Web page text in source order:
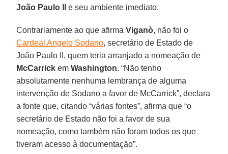
João Paulo II
e seu ambiente imediato.
Contrariamente ao que afirmaViganò, não foi o
Cardeal Angelo Sodano, secretário de Estado de
João Paulo II, quem teria arranjado a nomeação de
McCarrick emWashington. “Não tenho
absolutamente nenhuma lembrança de alguma
intervenção de Sodano a favor de McCarrick”, declara
a fonte que, citando “várias fontes”, afirma que “o
secretário de Estado não foi a favor de sua
nomeação, como também não foram todos os que
tiveram acesso à documentação”.